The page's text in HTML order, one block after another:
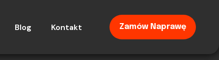
Blog Kontakt Zamów Naprawę